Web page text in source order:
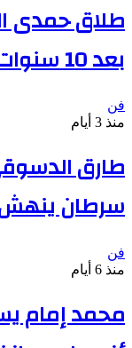
طلاق حمدى
بعد 10 سنوات زواج
فن
منذ 3 أيام
طارق
سرطان
فن
منذ 6 أيام